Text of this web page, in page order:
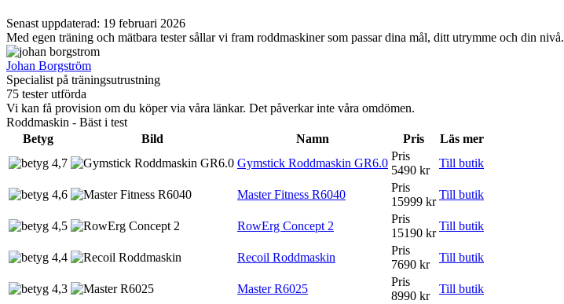
Senast uppdaterad: 19 februari 2026
Med egen träning och mätbara tester sållar vi fram roddmaskiner som passar dina mål, ditt utrymme och din nivå.
Johan Borgström
Specialist på träningsutrustning
75 tester utförda
Vi kan få provision om du köper via våra länkar. Det påverkar inte våra omdömen.
Roddmaskin - Bäst i test
Betyg
Bild Namn Pris
Läs mer
4,7
Gymstick Roddmaskin GR6.0
Pris
5490 kr
Till butik
4,6 Master Fitness R6040
Pris
15999 kr
Till butik
4,5 RowErg Concept 2
Pris
15190 kr
Till butik
4,4 Recoil Roddmaskin
Pris
7690 kr
Till butik
4,3 Master R6025
Pris
8990 kr
Till butik